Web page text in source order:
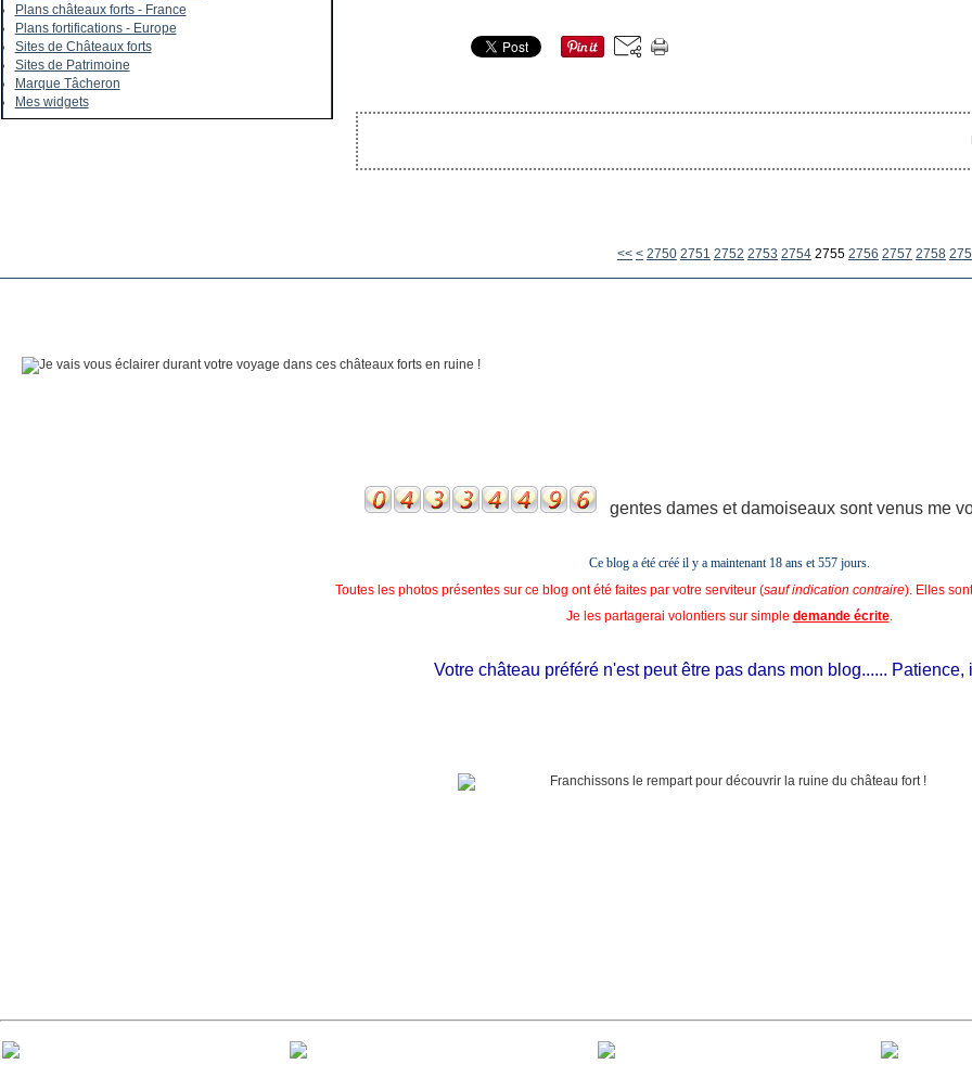
Plans châteaux forts - France
Plans fortifications - Europe
Sites de Châteaux forts
Sites de Patrimoine
Marque Tâcheron
Mes widgets
<< < 2700
2710
2720
2730
2740
2750 2751 2752 2753 2754 2755 2756 2757 2758
gentes dames et damoiseaux sont venus me
Ce blog a été créé il y a maintenant 18 ans et557 jours.
Toutes les photos présentes sur ce blog ont été faites par votre serviteur (sauf indication contraire). Elles
Je les partagerai volontiers sur simple demande écrite.
Votre château préféré n'est peut être pas dans mon blog...... Patience,